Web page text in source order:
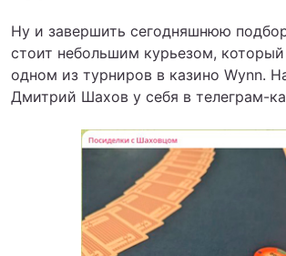
Ну и завершить сегодняшнюю
стоит небольшим курьезом,
одном из турниров в казино Wynn.
Дмитрий Шахов у себя в телеграм-